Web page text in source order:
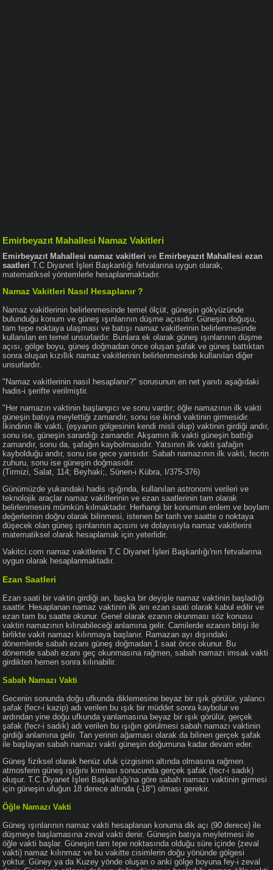
Emirbeyazıt Mahallesi Namaz Vakitleri
Emirbeyazıt Mahallesi namaz vakitleri ve Emirbeyazıt Mahallesi ezan
saatleri T.C Diyanet İşleri Başkanlığı fetvalarına uygun olarak,
matematiksel yöntemlerle hesaplanmaktadır.
Namaz Vakitleri Nasıl Hesaplanır ?
Namaz vakitlerinin belirlenmesinde temel ölçüt, güneşin gökyüzünde
bulunduğu konum ve güneş ışınlarının düşme açısıdır. Güneşin doğuşu,
tam tepe noktaya ulaşması ve batışı namaz vakitlerinin belirlenmesinde
kullanılan en temel unsurlardır. Bunlara ek olarak güneş ışınlarının düşme
açısı, gölge boyu, güneş doğmadan önce oluşan şafak ve güneş battıktan
sonra oluşan kızıllık namaz vakitlerinin belirlenmesinde kullanılan diğer
unsurlardır.
"Namaz vakitlerinin nasıl hesaplanır?" sorusunun en net yanıtı aşağıdaki
hadis-i şerifte verilmiştir.
"Her namazın vaktinin başlangıcı ve sonu vardır; öğle namazının ilk vakti
güneşin batıya meylettiği zamandır, sonu ise ikindi vaktinin girmesidir.
İkindinin ilk vakti, (eşyanın gölgesinin kendi misli olup) vaktinin girdiği andır,
sonu ise, güneşin sarardığı zamandır. Akşamın ilk vakti güneşin battığı
zamandır, sonu da, şafağın kaybolmasıdır. Yatsının ilk vakti şafağın
kaybolduğu andır, sonu ise gece yarısıdır. Sabah namazının ilk vakti, fecrin
zuhuru, sonu ise güneşin doğmasıdır.
(Tirmizi, Salat, 114; Beyhaki;, Sünen-i Kübra, I/375-376)
Günümüzde yukarıdaki hadis ışığında, kullanılan astronomi verileri ve
teknolojik araçlar namaz vakitlerinin ve ezan saatlerinin tam olarak
belirlenmesini mümkün kılmaktadır. Herhangi bir konumun enlem ve boylam
değerlerinin doğru olarak bilinmesi, istenen bir tarih ve saatte o noktaya
düşecek olan güneş ışınlarının açısını ve dolayısıyla namaz vakitlerini
matematiksel olarak hesaplamak için yeterlidir.
Vakitci.com namaz vakitlerini T.C Diyanet İşleri Başkanlığı'nın fetvalarına
uygun olarak hesaplanmaktadır.
Ezan Saatleri
Ezan saati bir vaktin girdiği an, başka bir deyişle namaz vaktinin başladığı
saattir. Hesaplanan namaz vaktinin ilk anı ezan saati olarak kabul edilir ve
ezan tam bu saatte okunur. Genel olarak ezanın okunması söz konusu
vaktin namazının kılınabileceği anlamına gelir. Camilerde ezanın bitişi ile
birlikte vakit namazı kılınmaya başlanır. Ramazan ayı dışındaki
dönemlerde sabah ezanı güneş doğmadan 1 saat önce okunur. Bu
dönemde sabah ezanı geç okunmasına rağmen, sabah namazı imsak vakti
girdikten hemen sonra kılınabilir.
Sabah Namazı Vakti
Gecenin sonunda doğu ufkunda diklemesine beyaz bir ışık görülür, yalancı
şafak (fecr-i kazip) adı verilen bu ışık bir müddet sonra kaybolur ve
ardından yine doğu ufkunda yanlamasına beyaz bir ışık görülür, gerçek
şafak (fecr-i sadık) adı verilen bu ışığın görülmesi sabah namazı vaktinin
girdiği anlamına gelir. Tan yerinin ağarması olarak da bilinen gerçek şafak
ile başlayan sabah namazı vakti güneşin doğumuna kadar devam eder.
Güneş fiziksel olarak henüz ufuk çizgisinin altında olmasına rağmen
atmosferin güneş ışığını kırması sonucunda gerçek şafak (fecr-i sadık)
oluşur. T.C Diyanet İşleri Başkanlığı'na göre sabah namazı vaktinin girmesi
için güneşin ufuğun 18 derece altında (-18°) olması gerekir.
Öğle Namazı Vakti
Güneş ışınlarının namaz vakti hesaplanan konuma dik açı (90 derece) ile
düşmeye başlamasına zeval vakti denir. Güneşin batıya meyletmesi ile
öğle vakti başlar. Güneşin tam tepe noktasında olduğu süre içinde (zeval
vakti) namaz kılınmaz ve bu vakitte cisimlerin doğu yönünde gölgesi
yoktur. Güney ya da Kuzey yönde oluşan o anki gölge boyuna fey-i zeval